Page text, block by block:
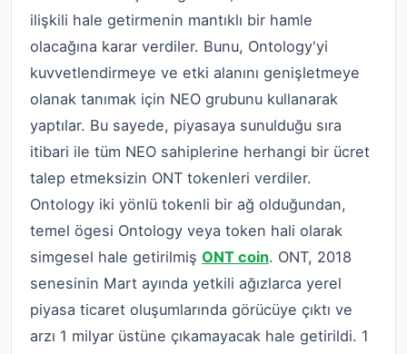
ilişkili hale getirmenin mantıklı bir hamle
olacağına karar verdiler. Bunu, Ontology'yi
kuvvetlendirmeye ve etki alanını genişletmeye
olanak tanımak için NEO grubunu kullanarak
yaptılar. Bu sayede, piyasaya sunulduğu sıra
itibari ile tüm NEO sahiplerine herhangi bir ücret
talep etmeksizin ONT tokenleri verdiler.
Ontology iki yönlü tokenli bir ağ olduğundan,
temel ögesi Ontology veya token hali olarak
simgesel hale getirilmiş ONT coin. ONT, 2018
senesinin Mart ayında yetkili ağızlarca yerel
piyasa ticaret oluşumlarında görücüye çıktı ve
arzı 1 milyar üstüne çıkamayacak hale getirildi. 1